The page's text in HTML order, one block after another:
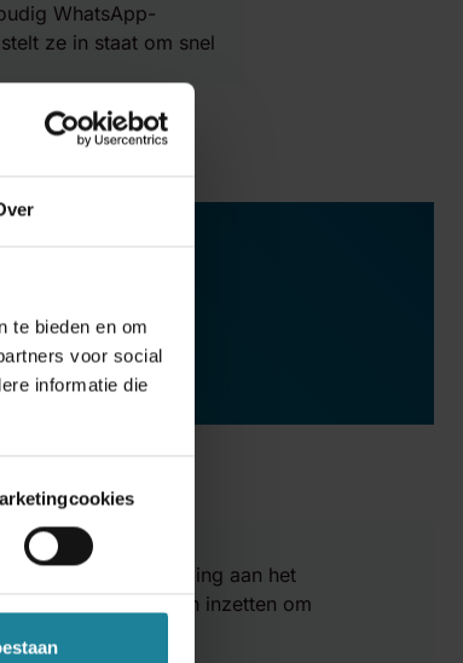
te bieden en om
voor social
informatie die
WhatsApp-
ze in staat om snel
duidelijk hun toewijding aan het
en blijven zich inzetten om